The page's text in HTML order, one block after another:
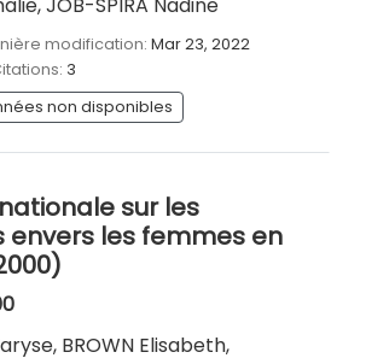
modification: Mar 23, 2022
3
non disponibles
sur les
envers les femmes en
BROWN Elisabeth,